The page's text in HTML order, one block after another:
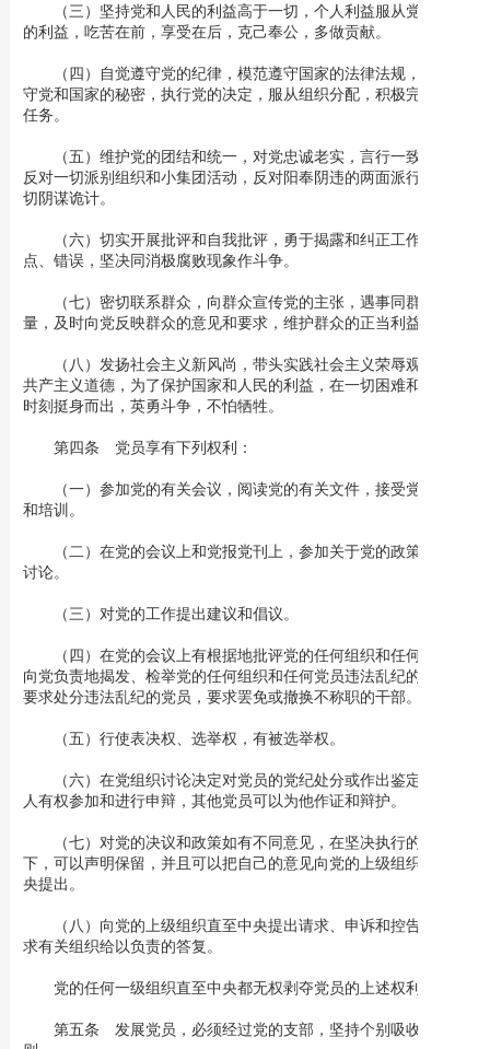
（三）坚持党和人民的利益高于一切，个人利益服从党和人民
的利益，吃苦在前，享受在后，克己奉公，多做贡献。
（四）自觉遵守党的纪律，模范遵守国家的法律法规，严格保
守党和国家的秘密，执行党的决定，服从组织分配，积极完成党的
任务。
（五）维护党的团结和统一，对党忠诚老实，言行一致，坚决
反对一切派别组织和小集团活动，反对阳奉阴违的两面派行为和一
切阴谋诡计。
（六）切实开展批评和自我批评，勇于揭露和纠正工作中的缺
点、错误，坚决同消极腐败现象作斗争。
（七）密切联系群众，向群众宣传党的主张，遇事同群众商
量，及时向党反映群众的意见和要求，维护群众的正当利益。
（八）发扬社会主义新风尚，带头实践社会主义荣辱观，提倡
共产主义道德，为了保护国家和人民的利益，在一切困难和危险的
时刻挺身而出，英勇斗争，不怕牺牲。
第四条 党员享有下列权利：
（一）参加党的有关会议，阅读党的有关文件，接受党的教育
和培训。
（二）在党的会议上和党报党刊上，参加关于党的政策问题的
讨论。
（三）对党的工作提出建议和倡议。
（四）在党的会议上有根据地批评党的任何组织和任何党员，
向党负责地揭发、检举党的任何组织和任何党员违法乱纪的事实，
要求处分违法乱纪的党员，要求罢免或撤换不称职的干部。
（五）行使表决权、选举权，有被选举权。
（六）在党组织讨论决定对党员的党纪处分或作出鉴定时，本
人有权参加和进行申辩，其他党员可以为他作证和辩护。
（七）对党的决议和政策如有不同意见，在坚决执行的前提
下，可以声明保留，并且可以把自己的意见向党的上级组织直至中
央提出。
（八）向党的上级组织直至中央提出请求、申诉和控告，并要
求有关组织给以负责的答复。
党的任何一级组织直至中央都无权剥夺党员的上述权利。
第五条 发展党员，必须经过党的支部，坚持个别吸收的原